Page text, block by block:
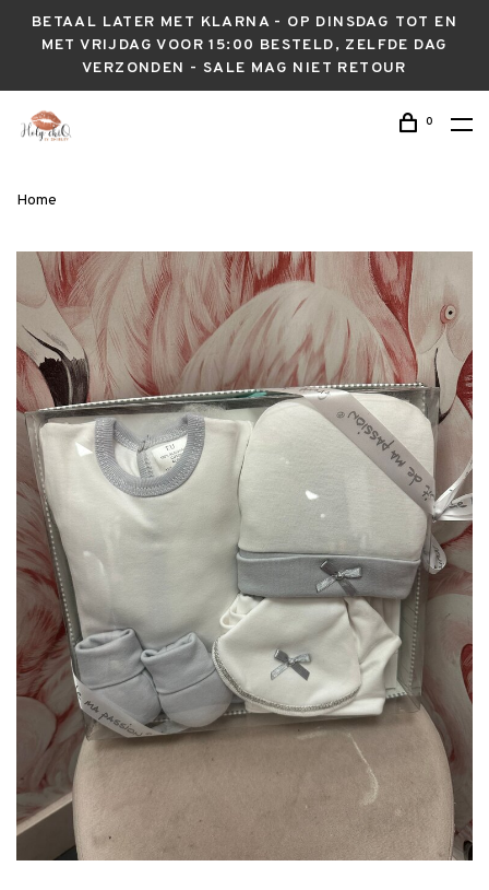
BETAAL LATER MET KLARNA - OP DINSDAG TOT EN
MET VRIJDAG VOOR 15:00 BESTELD, ZELFDE DAG
VERZONDEN - SALE MAG NIET RETOUR
0
Home